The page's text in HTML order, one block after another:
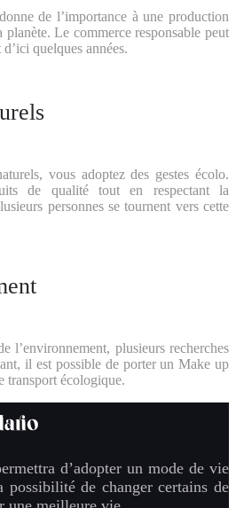
de l’importance à une production
planète. Le commerce responsable peut
quelques années.
vous adoptez des gestes écolo.
de qualité tout en respectant la
personnes se tournent vers cette
l’environnement, plusieurs recherches
il est possible de porter un Make up
transport écologique.
d’adopter un mode de vie
possibilité de changer certains de